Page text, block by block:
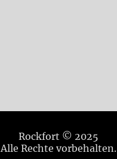
Rockfort © 2025
Alle Rechte vorbehalten.